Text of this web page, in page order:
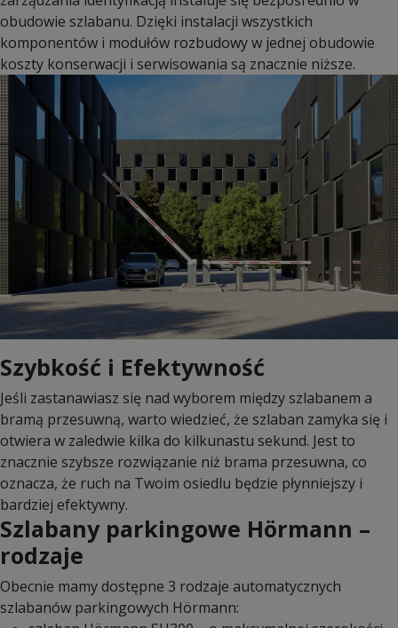
obudowie szlabanu. Dzięki instalacji wszystkich
komponentów i modułów rozbudowy w jednej obudowie
koszty konserwacji i serwisowania są znacznie niższe.
Szybkość i Efektywność
Jeśli zastanawiasz się nad wyborem między szlabanem a
bramą przesuwną, warto wiedzieć, że szlaban zamyka się i
otwiera w zaledwie kilka do kilkunastu sekund. Jest to
znacznie szybsze rozwiązanie niż brama przesuwna, co
oznacza, że ruch na Twoim osiedlu będzie płynniejszy i
bardziej efektywny.
Szlabany parkingowe Hörmann –
rodzaje
Obecnie mamy dostępne 3 rodzaje automatycznych
szlabanów parkingowych Hörmann: